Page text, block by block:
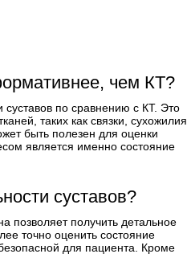
чем КТ?
по сравнению с КТ. Это
таких как связки, сухожилия
быть полезен для оценки
является именно состояние
суставов?
позволяет получить детальное
точно оценить состояние
для пациента. Кроме